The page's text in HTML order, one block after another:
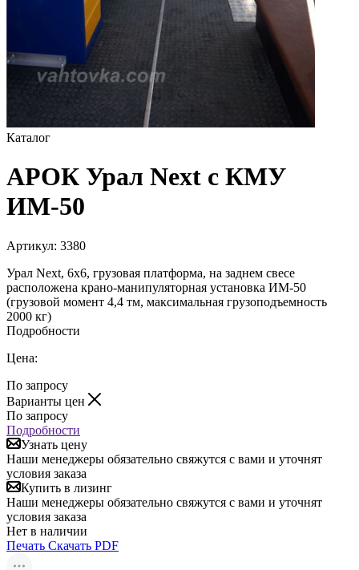
Каталог
АРОК Урал Next с КМУ
ИМ-50
Артикул: 3380
Урал Next, 6х6, грузовая платформа, на заднем свесе
расположена крано-манипуляторная установка ИМ-50
(грузовой момент 4,4 тм, максимальная грузоподъемность
2000 кг)
Подробности
Цена:
По запросу
Варианты цен
По запросу
Подробности
Узнать цену
Наши менеджеры обязательно свяжутся с вами и уточнят
условия заказа
Купить в лизинг
Наши менеджеры обязательно свяжутся с вами и уточнят
условия заказа
Нет в наличии
Печать Скачать PDF